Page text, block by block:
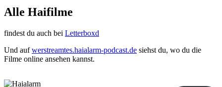
Alle Haifilme
findest du auch bei Letterboxd
Und aufwerstreamtes.haialarm-podcast.de siehst du, wo du die
Filme online ansehen kannst.